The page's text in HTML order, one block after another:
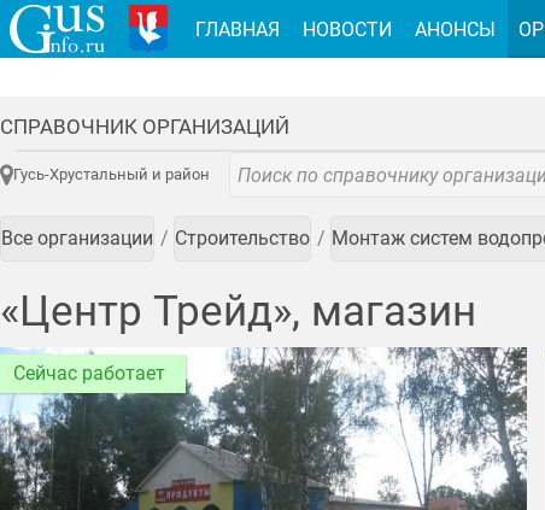
СПРАВОЧНИК ОРГАНИЗАЦИЙ
Гусь-Хрустальный и район
Все организации Строительство Монтаж систем
«Центр Трейд», магазин
Сейчас работает
ГЛАВНАЯ НОВОСТИ АНОНСЫ